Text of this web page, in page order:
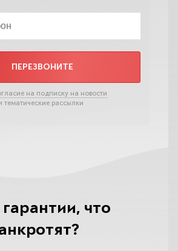
ПЕРЕЗВОНИТЕ
на подписку на новости
тематические рассылки
что